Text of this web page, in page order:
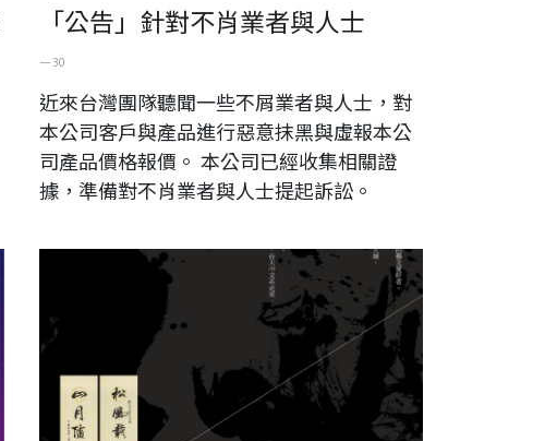
「公告」針對不肖業者與人士
一 30
近來台灣團隊聽聞一些不屑業者與人士，對
本公司客戶與產品進行惡意抹黑與虛報本公
司產品價格報價。 本公司已經收集相關證
據，準備對不肖業者與人士提起訴訟。
https://www.yumi.rumotan.com